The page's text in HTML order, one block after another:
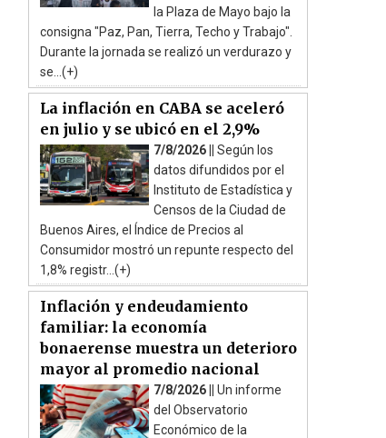
la Plaza de Mayo bajo la
consigna "Paz, Pan, Tierra, Techo y Trabajo".
Durante la jornada se realizó un verdurazo y
se...(+)
La inflación en CABA se aceleró
en julio y se ubicó en el 2,9%
7/8/2026 || Según los
datos difundidos por el
Instituto de Estadística y
Censos de la Ciudad de
Buenos Aires, el Índice de Precios al
Consumidor mostró un repunte respecto del
1,8% registr...(+)
Inflación y endeudamiento
familiar: la economía
bonaerense muestra un deterioro
mayor al promedio nacional
7/8/2026 || Un informe
del Observatorio
Económico de la